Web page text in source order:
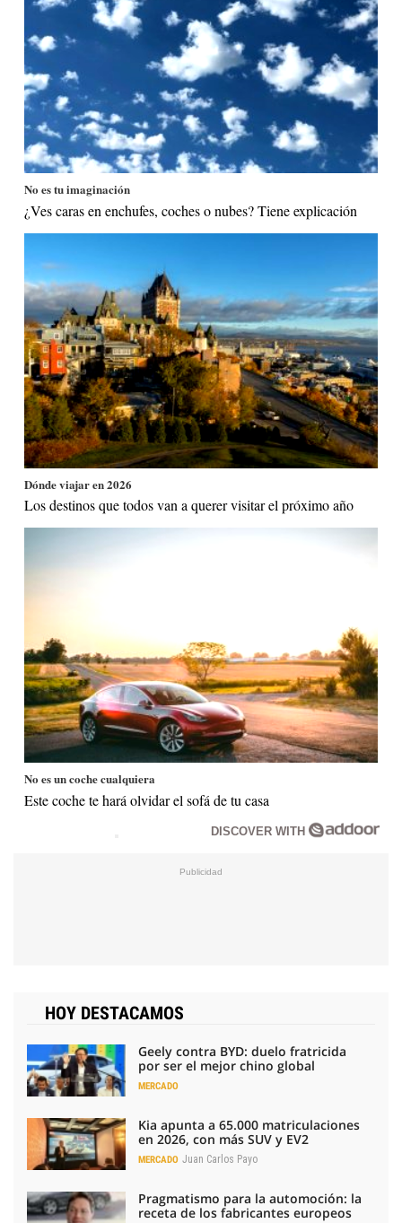
No es tu imaginación
¿Ves caras en enchufes, coches o nubes? Tiene explicación
Dónde viajar en 2026
Los destinos que todos van a querer visitar el próximo año
No es un coche cualquiera
Este coche te hará olvidar el sofá de tu casa
DISCOVER WITH
HOY DESTACAMOS
Geely contra BYD: duelo fratricida
por ser el mejor chino global
MERCADO
Kia apunta a 65.000 matriculaciones
en 2026, con más SUV y EV2
MERCADO Juan Carlos Payo
Pragmatismo para la automoción: la
receta de los fabricantes europeos